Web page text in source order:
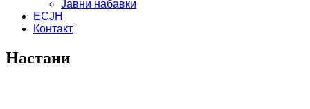
Јавни набавки
ЕСЈН
Контакт
Настани